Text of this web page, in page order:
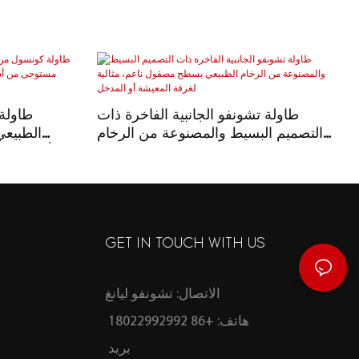
طاولة تشونفو الجانبية الفاخرة ذات
التصميم البسيط والمصنوعة من الرخام
GET IN TOUCH WITH US
الاتصال: تشونفو ليانغ
هاتف: +86 18022992992